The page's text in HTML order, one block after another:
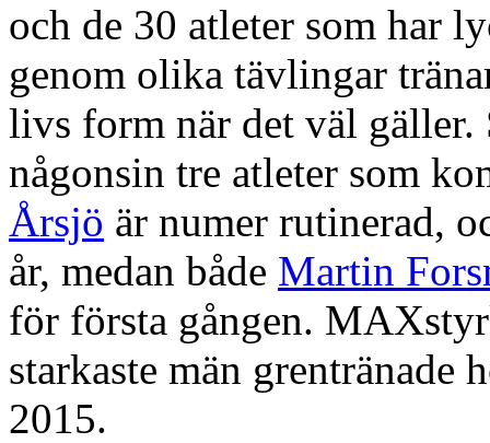
och de 30 atleter som har
genom olika tävlingar
livs form när det väl gäller.
någonsin tre atleter som
Årsjö är numer rutinerad,
år, medan både Martin
för första gången.
starkaste män grentränade
2015.